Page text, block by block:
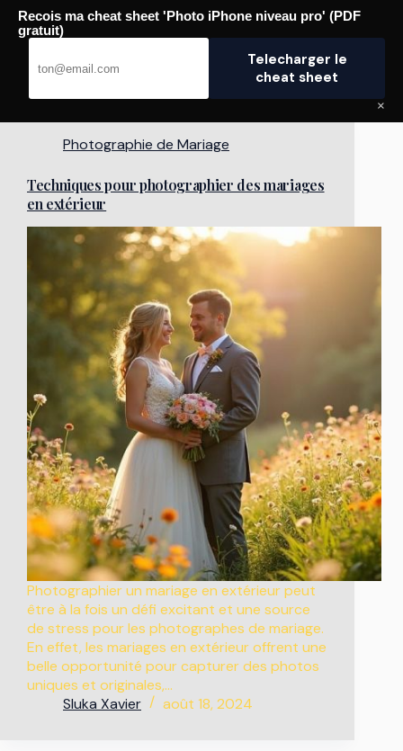
Passer
Pro Photographe
Photographie de Mariage
Techniques pour photographier des mariages
en extérieur
Photographier un mariage en extérieur peut
être à la fois un défi excitant et une source
de stress pour les photographes de mariage.
En effet, les mariages en extérieur offrent une
belle opportunité pour capturer des photos
uniques et originales,…
Sluka Xavier
août 18, 2024
Recois ma cheat sheet 'Photo iPhone niveau pro' (PDF
gratuit)
Telecharger le
cheat sheet
×